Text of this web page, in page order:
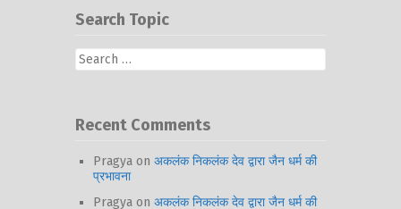
Search Topic
Search
for:
Recent Comments
Pragya on अकलंक निकलंक देव द्वारा जैन धर्म की
प्रभावना
Pragya on अकलंक निकलंक देव द्वारा जैन धर्म की